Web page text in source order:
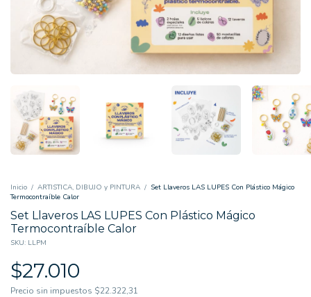
Inicio / ARTISTICA, DIBUJO y PINTURA / Set Llaveros LAS LUPES Con Plástico Mágico
Termocontraíble Calor
Set Llaveros LAS LUPES Con Plástico Mágico
Termocontraíble Calor
SKU: LLPM
$27.010
Precio sin impuestos $22.322,31